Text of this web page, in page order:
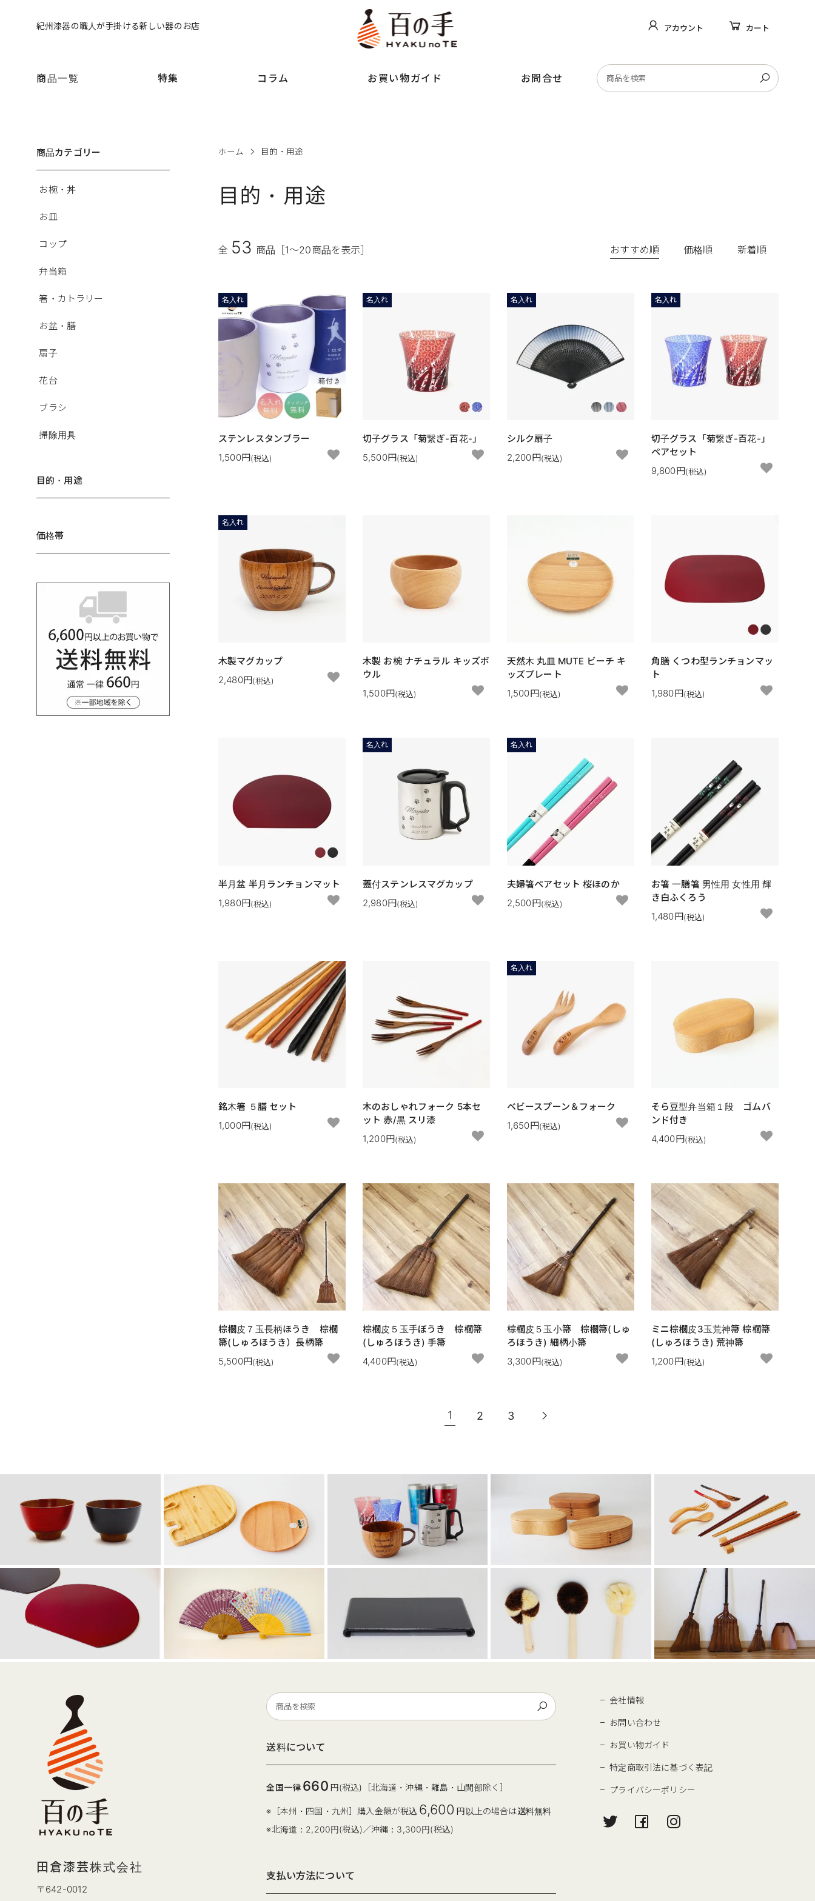
紀州漆器の職人が手掛ける新しい器のお店 アカウント カート
商品一覧 特集 コラム お買い物ガイド お問合せ
ホーム 目的・用途
目的・用途
全 53 商品 ［1～20商品を表示］ おすすめ順 価格順 新着順
名入れ
ステンレスタンブラー
1,500円(税込)
名入れ
切子グラス「菊繋ぎ-百花-」
5,500円(税込)
名入れ
シルク扇子
2,200円(税込)
名入れ
切子グラス「菊繋ぎ-百花-」
ペアセット
9,800円(税込)
名入れ
木製マグカップ
2,480円(税込)
木製 お椀 ナチュラル キッズボ
ウル
1,500円(税込)
天然木 丸皿 MUTE ビーチ キ
ッズプレート
1,500円(税込)
角膳 くつわ型ランチョンマッ
ト
1,980円(税込)
半月盆 半月ランチョンマット
1,980円(税込)
名入れ
蓋付ステンレスマグカップ
2,980円(税込)
名入れ
夫婦箸ペアセット 桜ほのか
2,500円(税込)
お箸 一膳箸 男性用 女性用 輝
き白ふくろう
1,480円(税込)
銘木箸 ５膳 セット
1,000円(税込)
木のおしゃれフォーク 5本セ
ット 赤/黒 スリ漆
1,200円(税込)
名入れ
ベビースプーン＆フォーク
1,650円(税込)
そら豆型弁当箱１段 ゴムバ
ンド付き
4,400円(税込)
棕櫚皮７玉長柄ほうき 棕櫚
箒(しゅろほうき）長柄箒
5,500円(税込)
棕櫚皮５玉手ぼうき 棕櫚箒
(しゅろほうき) 手箒
4,400円(税込)
棕櫚皮５玉小箒 棕櫚箒(しゅ
ろほうき) 細柄小箒
3,300円(税込)
ミニ棕櫚皮3玉荒神箒 棕櫚箒
(しゅろほうき) 荒神箒
1,200円(税込)
1 2 3
商品カテゴリー
お椀・丼
お皿
コップ
弁当箱
箸・カトラリー
お盆・膳
扇子
花台
ブラシ
掃除用具
目的・用途
価格帯
送料について
全国一律 660 円(税込)［北海道・沖縄・離島・山間部除く］
※［本州・四国・九州］購入金額が税込 6,600 円以上の場合は送料無料
※北海道：2,200円(税込)／沖縄：3,300円(税込)
支払い方法について
会社情報
お問い合わせ
お買い物ガイド
特定商取引法に基づく表記
プライバシーポリシー
田倉漆芸株式会社
〒642-0012